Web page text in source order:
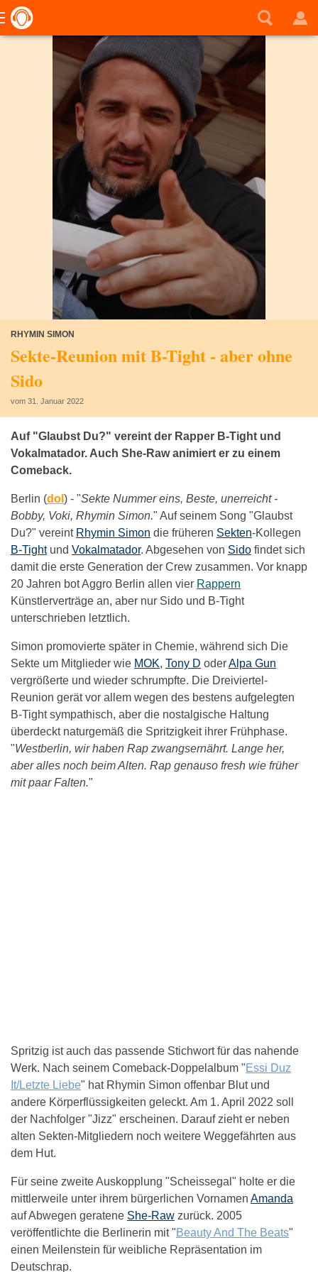
RHYMIN SIMON
Sekte-Reunion mit B-Tight - aber ohne
Sido
vom 31. Januar 2022
Auf "Glaubst Du?" vereint der Rapper B-Tight und
Vokalmatador. Auch She-Raw animiert er zu einem
Comeback.
Berlin (dol ) - "Sekte Nummer eins, Beste, unerreicht -
Bobby, Voki, Rhymin Simon." Auf seinem Song "Glaubst
Du?" vereint Rhymin Simon die früheren Sekten-Kollegen
B-Tightund Vokalmatador. Abgesehen von Sido findet sich
damit die erste Generation der Crew zusammen. Vor knapp
20 Jahren bot Aggro Berlin allen vier Rappern
Künstlerverträge an, aber nur Sido und B-Tight
unterschrieben letztlich.
Simon promovierte später in Chemie, während sich Die
Sekte um Mitglieder wie MOK, Tony D oderAlpa Gun
vergrößerte und wieder schrumpfte. Die Dreiviertel-
Reunion gerät vor allem wegen des bestens aufgelegten
B-Tight sympathisch, aber die nostalgische Haltung
überdeckt naturgemäß die Spritzigkeit ihrer Frühphase.
"Westberlin, wir haben Rap zwangsernährt. Lange her,
aber alles noch beim Alten. Rap genauso fresh wie früher
mit paar Falten."
Spritzig ist auch das passende Stichwort für das nahende
Werk. Nach seinem Comeback-Doppelalbum "Essi Duz
It/Letzte Liebe" hat Rhymin Simon offenbar Blut und
andere Körperflüssigkeiten geleckt. Am 1. April 2022 soll
der Nachfolger "Jizz" erscheinen. Darauf zieht er neben
alten Sekten-Mitgliedern noch weitere Weggefährten aus
dem Hut.
Für seine zweite Auskopplung "Scheissegal" holte er die
mittlerweile unter ihrem bürgerlichen Vornamen Amanda
auf Abwegen geratene She-Raw zurück. 2005
veröffentlichte die Berlinerin mit "Beauty And The Beats"
einen Meilenstein für weibliche Repräsentation im
Deutschrap.